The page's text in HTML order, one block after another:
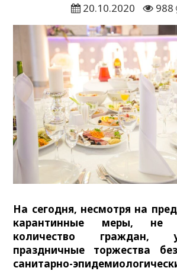
20.10.2020
988
На сегодня, несмотря на
карантинные меры, не
количество граждан,
праздничные торжества
санитарно-